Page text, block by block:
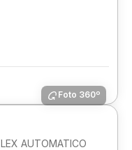
Foto 360º
AUTOMATICO